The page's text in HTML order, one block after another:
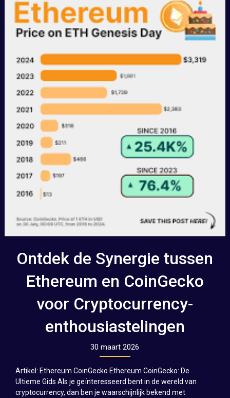
Ontdek de Synergie tussen
Ethereum en CoinGecko
voor Cryptocurrency-
enthousiastelingen
30 maart 2026
Artikel: Ethereum CoinGecko Ethereum CoinGecko: De
Ultieme Gids Als je geïnteresseerd bent in de wereld van
cryptocurrency, dan ben je waarschijnlijk bekend met